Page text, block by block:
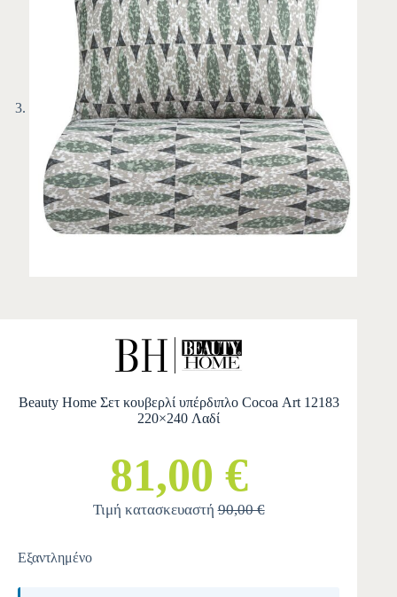
Beauty Home Σετ κουβερλί υπέρδιπλο Cocoa Αrt 12183
220×240 Λαδί
81,00 €
Τιμή κατασκευαστή90,00 €
Εξαντλημένο